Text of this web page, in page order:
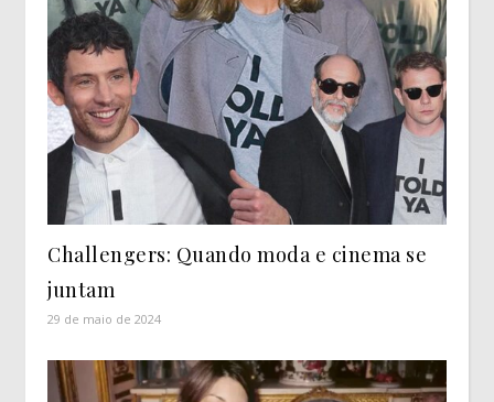
Challengers: Quando moda e cinema se
juntam
29 de maio de 2024